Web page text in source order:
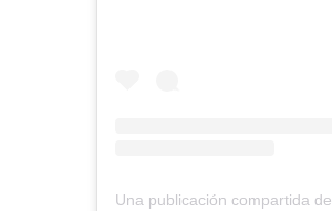
Una publicación compartida